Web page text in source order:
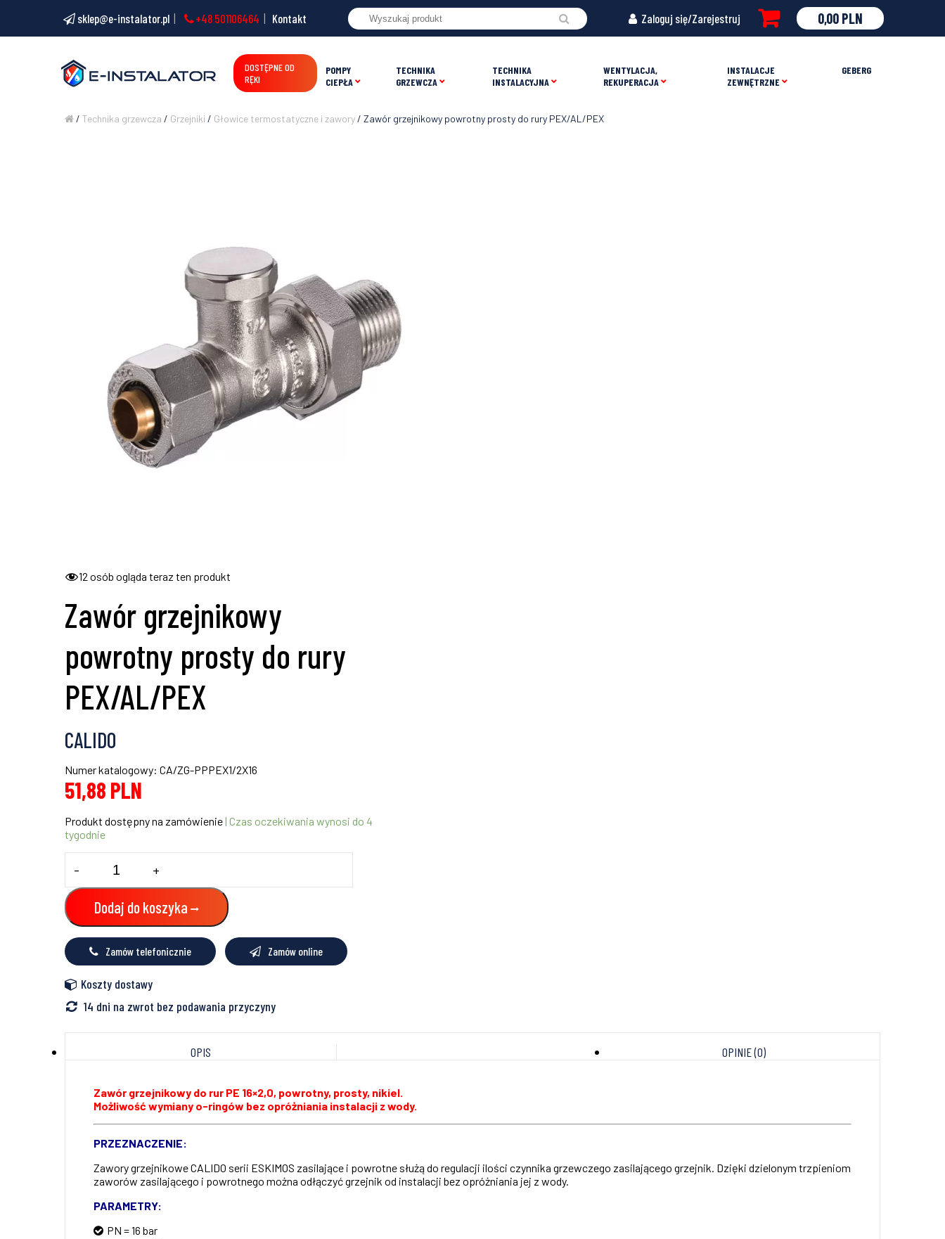
sklep@e-instalator.pl +48 501106464 Kontakt Zaloguj się/Zarejestruj 0,00 PLN
DOSTĘPNE OD
RĘKI
POMPY
CIEPŁA
TECHNIKA
GRZEWCZA
TECHNIKA
INSTALACYJNA
WENTYLACJA,
REKUPERACJA
INSTALACJE
ZEWNĘTRZNE
GEBERG
/ Technika grzewcza / Grzejniki / Głowice termostatyczne i zawory/ Zawór grzejnikowy powrotny prosty do rury PEX/AL/PEX
12 osób ogląda teraz ten produkt
Zawór grzejnikowy
powrotny prosty do rury
PEX/AL/PEX
CALIDO
Numer katalogowy: CA/ZG-PPPEX1/2X16
51,88 PLN
Produkt dostępny na zamówienie| Czas oczekiwania wynosi do 4
tygodnie
Zawór
grzejnikowy
powrotny
prosty
do
rury
PEX/AL/PEX
- +
Dodaj do koszyka
Zamów telefonicznie Zamów online
Koszty dostawy
14 dni na zwrot bez podawania przyczyny
OPIS OPINIE (0)
Zawór grzejnikowy do rur PE 16×2,0, powrotny, prosty, nikiel.
Możliwość wymiany o-ringów bez opróżniania instalacji z wody.
PRZEZNACZENIE:
Zawory grzejnikowe CALIDO serii ESKIMOS zasilające i powrotne służą do regulacji ilości czynnika grzewczego zasilającego grzejnik. Dzięki dzielonym trzpieniom
zaworów zasilającego i powrotnego można odłączyć grzejnik od instalacji bez opróżniania jej z wody.
PARAMETRY:
PN = 16 bar